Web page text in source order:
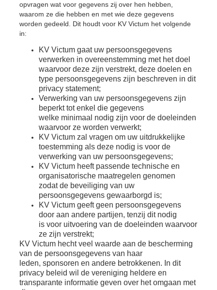
opvragen wat voor gegevens zij over hen hebben,
waarom ze die hebben en met wie deze gegevens
worden gedeeld. Dit houdt voor KV Victum het volgende
in:
KV Victum gaat uw persoonsgegevens
verwerken in overeenstemming met het doel
waarvoor deze zijn verstrekt, deze doelen en
type persoonsgegevens zijn beschreven in dit
privacy statement;
Verwerking van uw persoonsgegevens zijn
beperkt tot enkel die gegevens
welke minimaal nodig zijn voor de doeleinden
waarvoor ze worden verwerkt;
KV Victum zal vragen om uw uitdrukkelijke
toestemming als deze nodig is voor de
verwerking van uw persoonsgegevens;
KV Victum heeft passende technische en
organisatorische maatregelen genomen
zodatde beveiliging van uw
persoonsgegevens gewaarborgd is;
KV Victum geeft geen persoonsgegevens
door aan andere partijen, tenzij dit nodig
is voor uitvoering van de doeleinden waarvoor
ze zijn verstrekt;
KV Victum hecht veel waarde aan de bescherming
van de persoonsgegevens van haar
leden, sponsoren en andere betrokkenen. In dit
privacy beleid wil de vereniging heldere en
transparante informatie geven over het omgaan met